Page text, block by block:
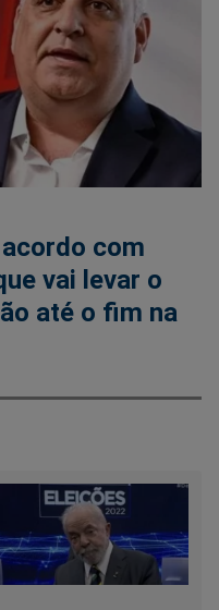
com
vai levar o
até o fim na